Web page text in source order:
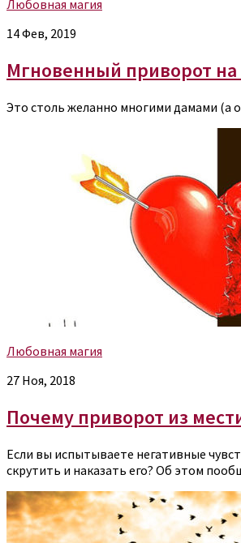
Любовная магия
14 Фев, 2019
Мгновенный приворот
Это столь желанно многими дамами
Любовная магия
27 Ноя, 2018
Почему приворот из
Если вы испытываете негативные
скрутить и наказать его? Об этом